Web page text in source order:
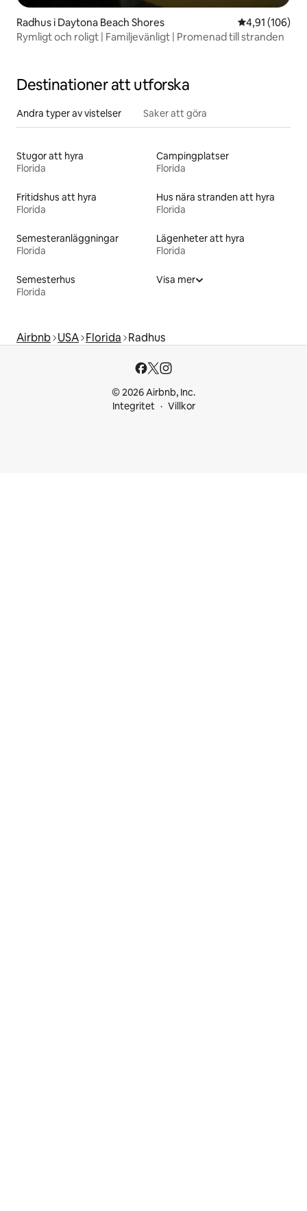
Radhus i Daytona Beach Shores 4,91 av 5 i
4,91 (106)
Rymligt och roligt | Familjevänligt | Promenad till stranden
Destinationer att utforska
Andra typer av vistelser Saker att göra
Stugor att hyra
Florida
Campingplatser
Florida
Fritidshus att hyra
Florida
Hus nära stranden att hyra
Florida
Semesteranläggningar
Florida
Lägenheter att hyra
Florida
Semesterhus
Florida
Visa mer
Airbnb USA Florida Radhus
© 2026 Airbnb, Inc.
Integritet
Villkor